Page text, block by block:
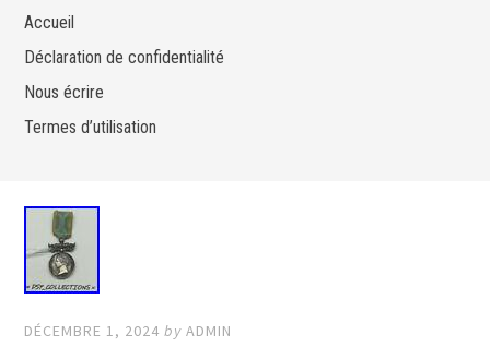
Accueil
Déclaration de confidentialité
Nous écrire
Termes d’utilisation
DÉCEMBRE 1, 2024 byADMIN